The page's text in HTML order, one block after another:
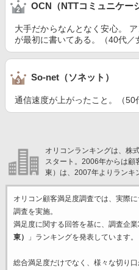
OCN（NTTコミュニケー
大手だからなんとなく安心。
が最初に書いてある。（40代／
So-net（ソネット）
通信速度が上がったこと。（50
オリコンランキングは、株
スタート。2006年からは顧
東）は、2007年よりランキ
オリコン顧客満足度調査では、実際
調査を実施。
満足度に関する回答を基に、調査企業
東）
」ランキングを発表しています。
総合満足度だけでなく、様々な切り口